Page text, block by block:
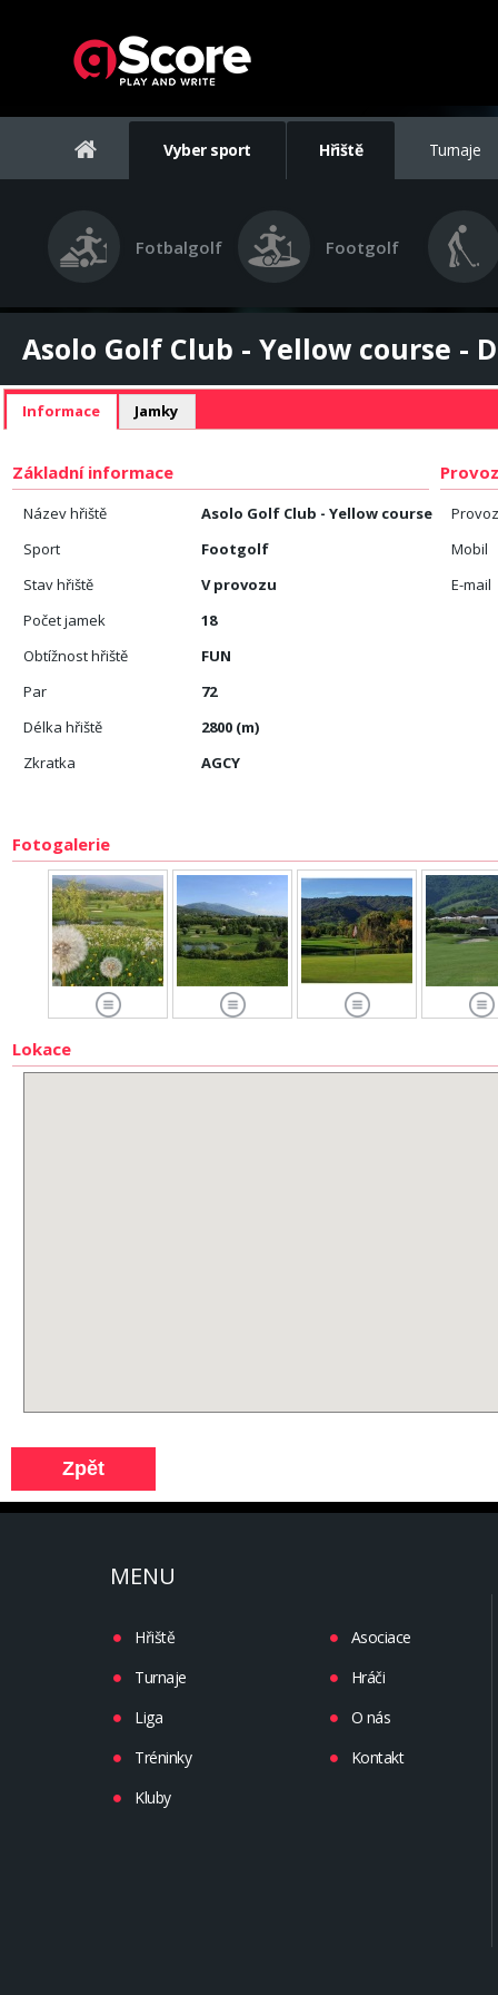
Vyber sport Hřiště Turnaje
Fotbalgolf Footgolf
Asolo Golf Club - Yellow course -
Informace Jamky
Základní informace
Název hřiště
Asolo Golf Club - Yellow course
Sport
Footgolf
Stav hřiště
V provozu
Počet jamek
18
Obtížnost hřiště
FUN
Par
72
Délka hřiště
2800 (m)
Zkratka
AGCY
Mobil
E-mail
Fotogalerie
Lokace
MENU
Hřiště
Turnaje
Liga
Tréninky
Kluby
Asociace
Hráči
O nás
Kontakt